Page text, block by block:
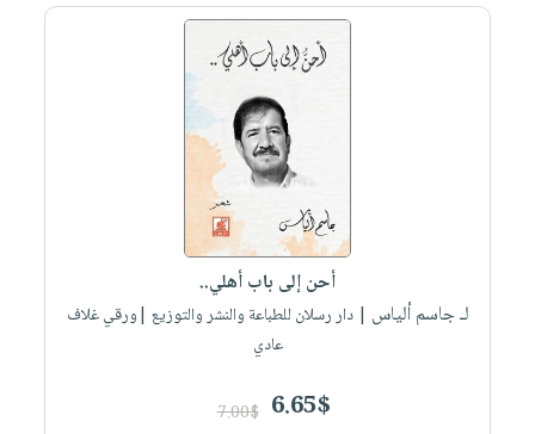
أحن إلى باب أهلي..
لـ جاسم ألياس | دار رسلان للطباعة والنشر والتوزيع |ورقي غلاف
عادي
6.65$
7.00$